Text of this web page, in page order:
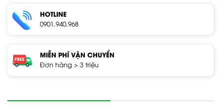
HOTLINE
0901.940.968
MIỄN PHÍ VẬN CHUYỂN
Đơn hàng > 3 triệu